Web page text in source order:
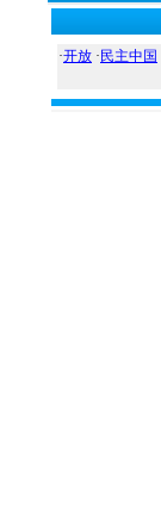
·开放 · 民主中国